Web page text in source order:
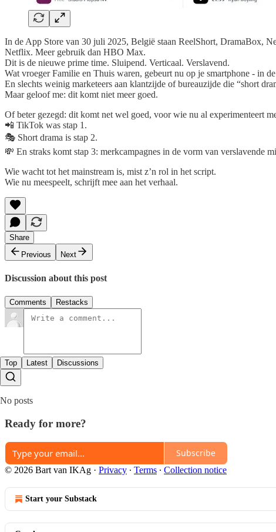
In de App Store van 30 juli 2025, België staan ReelShort, DramaBox,
Netflix. Meer gebruik dan HBO Max.
Dit is de nieuwe prime time. Sluipend. Verticaal. Verslavend.
Wat vroeger Familie en Thuis waren, gebeurt nu op je smartphone - in
En slechts weinig marketeers aan klantzijde of bureauzijde die “short
Maar geloof me: dit komt niet meer goed.
Of beter gezegd: dit komt net wel goed, voor wie nu al experimenteert
📲 TikTok was stap 1.
🎭 Short drama is stap 2.
💸 En straks komt stap 3: merkcampagnes in de vorm van verslavende
Wie wacht tot het mainstream is, mist z’n rol in het script.
Wie nu meespeelt, schrijft mee aan het verhaal.
Share
Previous
Next
Discussion about this post
Comments Restacks
Top Latest Discussions
No posts
Ready for more?
Subscribe
© 2026 Bart van IKAg · Privacy ∙ Terms ∙ Collection notice
Start your Substack